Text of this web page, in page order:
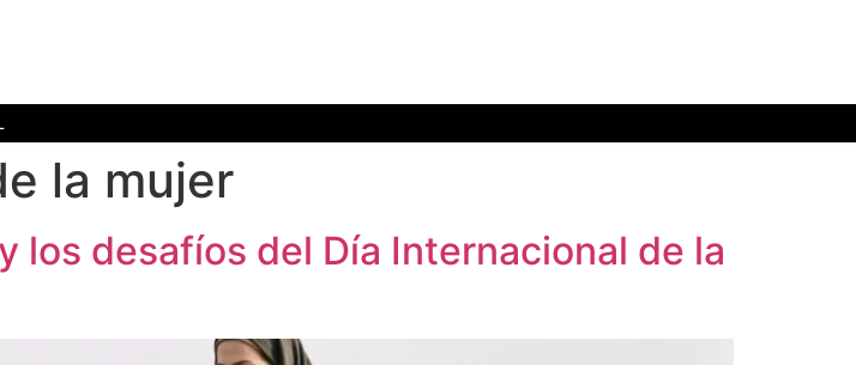
la mujer
los desafíos del Día Internacional de la